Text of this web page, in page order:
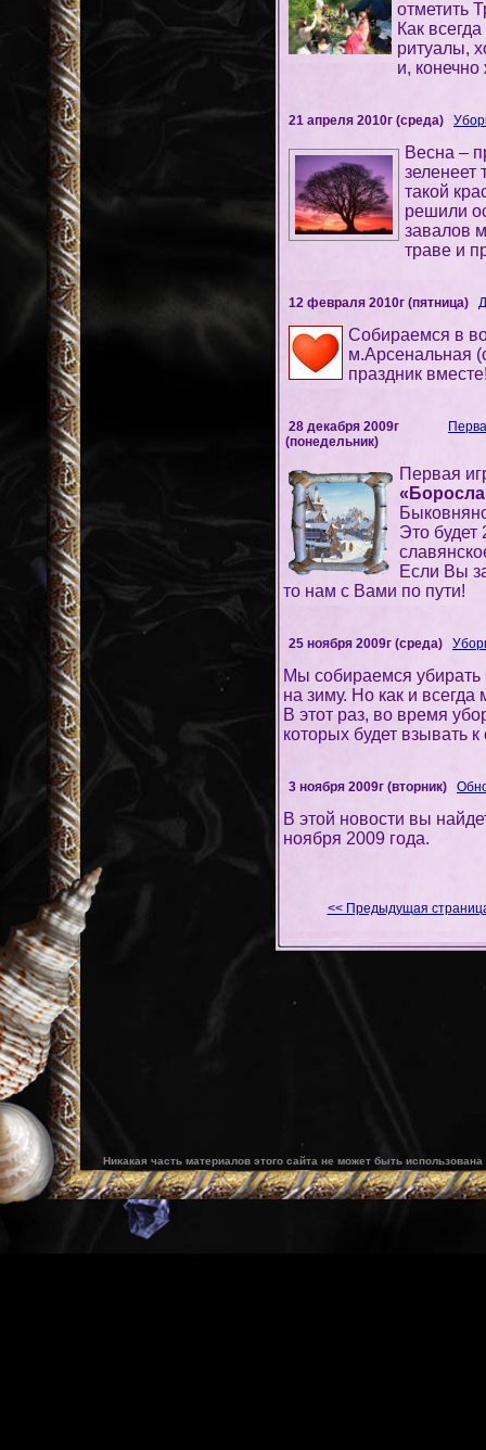
отметить
Как
ритуалы,
и,
21 апреля 2010г (среда)
Весна –
зеленеет
такой
решили
завалов
траве и
12 февраля 2010г (пятница)
Cобираемся в
м.Арсенальная
праздник
28 декабря 2009г
(понедельник)
Первая
Это будет
Если Вы
то нам с Вами по пути!
25 ноября 2009г (среда)
Мы собираемся убирать
на зиму. Но как и
В этот раз, во время
которых будет взывать
3 ноября 2009г (вторник)
В этой новости вы
ноября 2009 года.
<< Предыдущая
Никакая часть материалов этого сайта не может быть